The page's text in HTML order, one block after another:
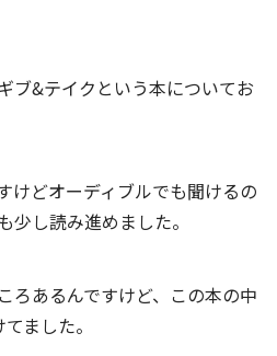
ブ&テイクという本についてお
けどオーディブルでも聞けるの
少し読み進めました。
ろあるんですけど、この本の中
ました。